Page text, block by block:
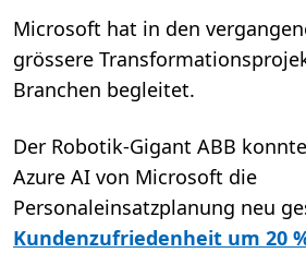
Microsoft hat in den
grössere
Branchen begleitet.
Der Robotik-Gigant ABB
Azure AI von Microsoft die
Personaleinsatzplanung neu
Kundenzufriedenheit um 20